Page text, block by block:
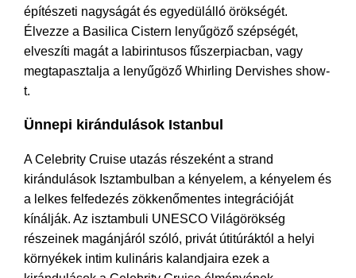
építészeti nagyságát és egyedülálló örökségét.
Élvezze a Basilica Cistern lenyűgöző szépségét,
elveszíti magát a labirintusos fűszerpiacban, vagy
megtapasztalja a lenyűgöző Whirling Dervishes show-
t.
Ünnepi kirándulások Istanbul
A Celebrity Cruise utazás részeként a strand
kirándulások Isztambulban a kényelem, a kényelem és
a lelkes felfedezés zökkenőmentes integrációját
kínálják. Az isztambuli UNESCO Világörökség
részeinek magánjáról szóló, privát útitúráktól a helyi
környékek intim kulináris kalandjaira ezek a